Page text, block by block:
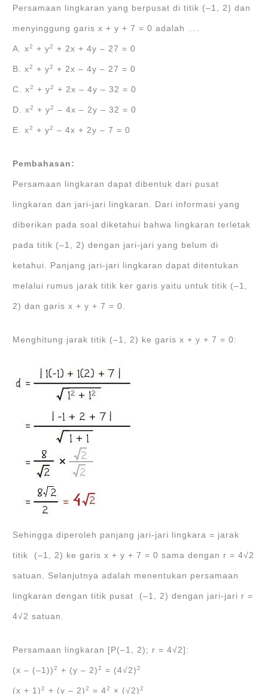
Persamaan lingkaran yang berpusat di titik (‒1, 2) dan
menyinggung garis x + y + 7 = 0 adalah ….
A. x2 + y2 + 2x + 4y ‒ 27 = 0
B. x2 + y2 + 2x ‒ 4y ‒ 27 = 0
C. x2 + y2 + 2x ‒ 4y ‒ 32 = 0
D. x2 + y2 ‒ 4x ‒ 2y ‒ 32 = 0
E. x2 + y2 ‒ 4x + 2y ‒ 7 = 0
Pembahasan:
Persamaan lingkaran dapat dibentuk dari pusat
lingkaran dan jari-jari lingkaran. Dari informasi yang
diberikan pada soal diketahui bahwa lingkaran terletak
pada titik (‒1, 2) dengan jari-jari yang belum di
ketahui. Panjang jari-jari lingkaran dapat ditentukan
melalui rumus jarak titik ker garis yaitu untuk titik (‒1,
2) dan garis x + y + 7 = 0.
Menghitung jarak titik (‒1, 2) ke garis x + y + 7 = 0:
Sehingga diperoleh panjang jari-jari lingkara = jarak
titik (‒1, 2) ke garis x + y + 7 = 0 sama dengan r = 4√2
satuan. Selanjutnya adalah menentukan persamaan
lingkaran dengan titik pusat (‒1, 2) dengan jari-jari r =
4√2 satuan.
Persamaan lingkaran [P(‒1, 2); r = 4√2]:
(x ‒ (‒1))2 + (y ‒ 2)2 = (4√2)2
(x + 1)2 + (y ‒ 2)2 = 42 × (√2)2